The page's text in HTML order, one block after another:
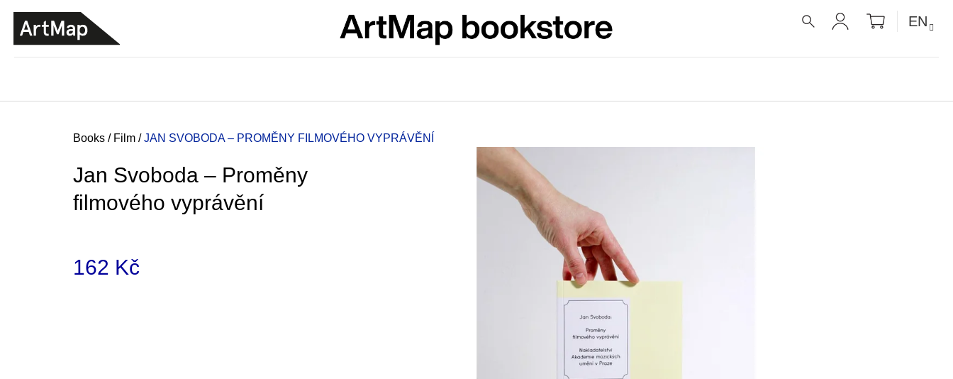
CART
EN
Home
Books / Film / JAN SVOBODA – PROMĚNY FILMOVÉHO VYPRÁVĚNÍ
Jan Svoboda – Proměny
filmového vyprávění
162 Kč
BACK
SHOPPING
BACK
SHOPPING
VÝVAR
NEJEN ROMSKÉ RECEPTY PRO
SNESITELNĚJŠÍ KLIMA
300 Kč
Was: 350 Kč